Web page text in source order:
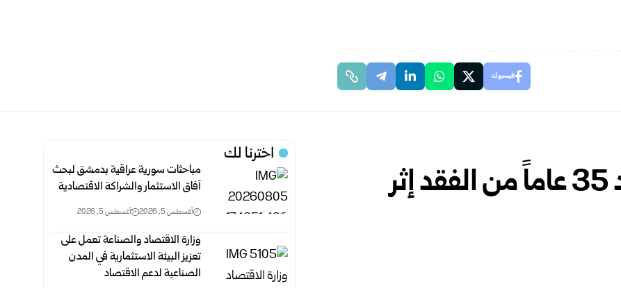
فيسبوك
رجل صيني يلتقي عائلته بعد 35 عاماً من الفقد إثر
اخترنا لك
مباحثات سورية عراقية بدمشق لبحث
آفاق الاستثمار ‏والشراكة الاقتصادية
أغسطس 5, 2026 أغسطس 5, 2026
وزارة الاقتصاد والصناعة تعمل على
تعزيز البيئة الاستثمارية في المدن
الصناعية لدعم الاقتصاد